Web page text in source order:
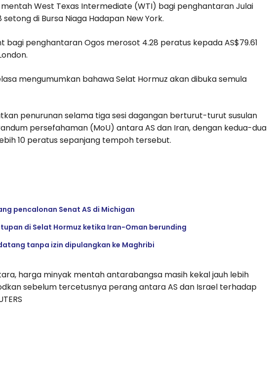
West Texas Intermediate (WTI) bagi penghantaran Julai
di Bursa Niaga Hadapan New York.
penghantaran Ogos merosot 4.28 peratus kepada AS$79.61
mengumumkan bahawa Selat Hormuz akan dibuka semula
penurunan selama tiga sesi dagangan berturut-turut susulan
persefahaman (MoU) antara AS dan Iran, dengan kedua-dua
10 peratus sepanjang tempoh tersebut.
pencalonan Senat AS di Michigan
di Selat Hormuz ketika Iran-Oman berunding
tanpa izin dipulangkan ke Maghribi
harga minyak mentah antarabangsa masih kekal jauh lebih
sebelum tercetusnya perang antara AS dan Israel terhadap